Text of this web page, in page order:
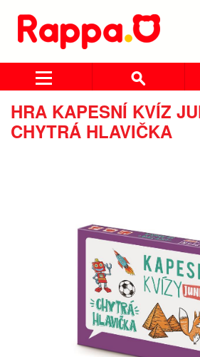
HRA KAPESNÍ KVÍZ
CHYTRÁ HLAVIČKA